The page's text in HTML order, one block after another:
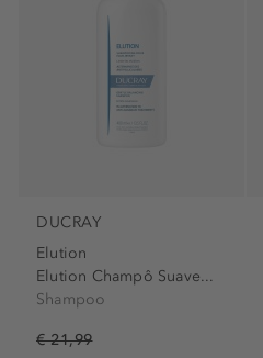
DUCRAY
Elution
Elution Champô Suave...
Shampoo
€ 21,99